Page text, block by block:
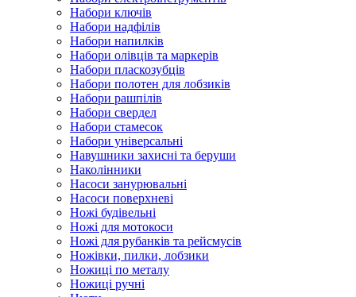
Набори ключів
Набори надфілів
Набори напилків
Набори олівців та маркерів
Набори пласкозубців
Набори полотен для лобзиків
Набори рашпілів
Набори свердел
Набори стамесок
Набори універсальні
Навушники захисні та беруши
Наколінники
Насоси занурювальні
Насоси поверхневі
Ножі будівельні
Ножі для мотокоси
Ножі для рубанків та рейсмусів
Ножівки, пилки, лобзики
Ножиці по металу
Ножиці ручні